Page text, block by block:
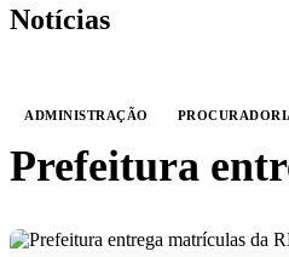
Notícias
ADMINISTRAÇÃO
Prefeitura